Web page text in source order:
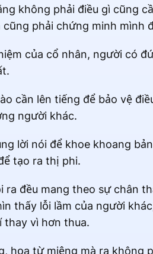
không phải điều gì cũng
cũng phải chứng minh mình
của cổ nhân, người có
cần lên tiếng để bảo vệ
người khác.
lời nói để khoe khoang
tạo ra thị phi.
ra đều mang theo sự chân
thấy lỗi lầm của người
thay vì hơn thua.
họa từ miệng mà ra không